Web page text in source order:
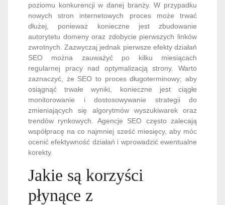
poziomu konkurencji w danej branży. W przypadku
nowych stron internetowych proces może trwać
dłużej, ponieważ konieczne jest zbudowanie
autorytetu domeny oraz zdobycie pierwszych linków
zwrotnych. Zazwyczaj jednak pierwsze efekty działań
SEO można zauważyć po kilku miesiącach
regularnej pracy nad optymalizacją strony. Warto
zaznaczyć, że SEO to proces długoterminowy; aby
osiągnąć trwałe wyniki, konieczne jest ciągłe
monitorowanie i dostosowywanie strategii do
zmieniających się algorytmów wyszukiwarek oraz
trendów rynkowych. Agencje SEO często zalecają
współpracę na co najmniej sześć miesięcy, aby móc
ocenić efektywność działań i wprowadzić ewentualne
korekty.
Jakie są korzyści
płynące z